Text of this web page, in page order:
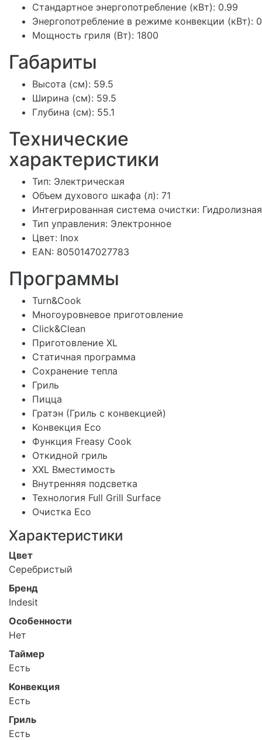
Стандартное энергопотребление (кВт): 0.99
Энергопотребление в режиме конвекции (кВт):
Мощность гриля (Вт): 1800
Габариты
Высота (см): 59.5
Ширина (см): 59.5
Глубина (см): 55.1
Технические
характеристики
Тип: Электрическая
Объем духового шкафа (л): 71
Интегрированная система очистки: Гидролизная
Тип управления: Электронное
Цвет: Inox
EAN: 8050147027783
Программы
Turn&Cook
Многоуровневое приготовление
Click&Clean
Приготовление XL
Статичная программа
Сохранение тепла
Гриль
Пицца
Гратэн (Гриль с конвекцией)
Конвекция Eco
Функция Freasy Cook
Откидной гриль
XXL Вместимость
Внутренняя подсветка
Технология Full Grill Surface
Очистка Eco
Характеристики
Цвет
Серебристый
Бренд
Indesit
Особенности
Нет
Таймер
Есть
Конвекция
Есть
Гриль
Есть